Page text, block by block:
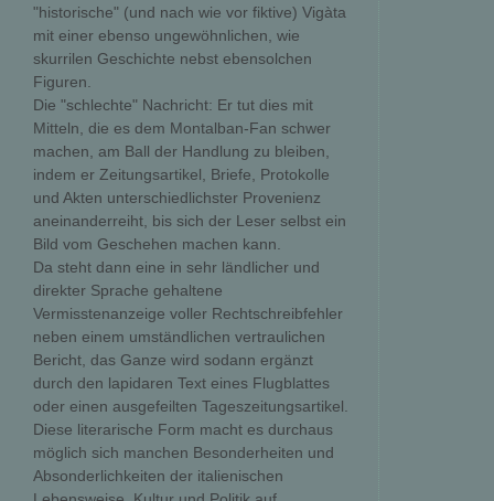
"historische" (und nach wie vor fiktive) Vigàta
mit einer ebenso ungewöhnlichen, wie
skurrilen Geschichte nebst ebensolchen
Figuren.
Die "schlechte" Nachricht: Er tut dies mit
Mitteln, die es dem Montalban-Fan schwer
machen, am Ball der Handlung zu bleiben,
indem er Zeitungsartikel, Briefe, Protokolle
und Akten unterschiedlichster Provenienz
aneinanderreiht, bis sich der Leser selbst ein
Bild vom Geschehen machen kann.
Da steht dann eine in sehr ländlicher und
direkter Sprache gehaltene
Vermisstenanzeige voller Rechtschreibfehler
neben einem umständlichen vertraulichen
Bericht, das Ganze wird sodann ergänzt
durch den lapidaren Text eines Flugblattes
oder einen ausgefeilten Tageszeitungsartikel.
Diese literarische Form macht es durchaus
möglich sich manchen Besonderheiten und
Absonderlichkeiten der italienischen